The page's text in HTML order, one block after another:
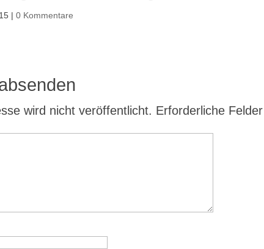
|0 Kommentare
wird nicht veröffentlicht. Erforderliche